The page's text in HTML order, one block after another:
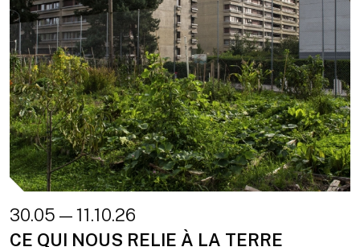
30.05 — 11.10.26
CE QUI NOUS RELIE À LA TERRE